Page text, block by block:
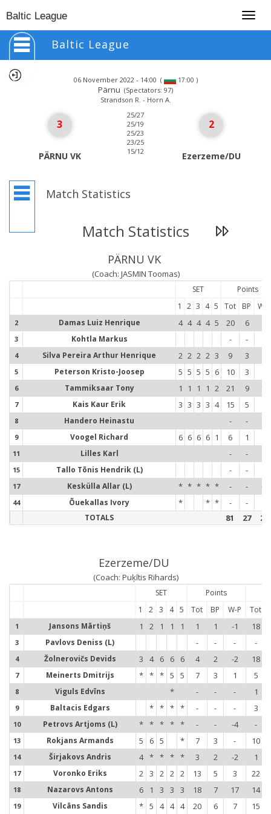
Baltic League
Baltic League
06 November 2022 - 14:00 ( 17:00 )
Pärnu (Spectators: 97)
Strandson R. - Horn A.
3
PÄRNU VK
25/27
25/19
25/23
23/25
15/12
2
Ezerzeme/DU
Match Statistics
Match Statistics
PÄRNU VK
(Coach: JASMIN Toomas)
SET
Points
1
2 3 4 5 Tot BP W-P
2 Damas Luiz Henrique 4 4 4 4 5 20 6
3 Kohtla Markus - -
4 Silva Pereira Arthur Henrique 2 2 2 2 3 9 3
5 Peterson Kristo-Joosep 5 5 5 5 6 10 3
6 Tammiksaar Tony 1 1 1 1 2 21 9 10
7 Kais Kaur Erik 3 3 3 3 4 15 5
8 Handero Heinastu - -
9 Voogel Richard 6 6 6 6 1 6 1
11 Lilles Karl - -
15 Tallo Tõnis Hendrik (L) - -
17 Keskülla Allar (L) * * * * * - - -4
44 Õuekallas Ivory * * * - -
TOTALS 81 27 28
Ezerzeme/DU
(Coach: Puķītis Rihards)
SET Points
1
2 3 4 5 Tot BP W-P Tot
1 Jansons Mārtiņš 1 2 1 1 1 1 1 -1 18
3 Pavlovs Deniss (L) - - - -
4 Žolnerovičs Devids 3 4 6 6 6 4 2 -2 18
7 Meinerts Dmitrijs * * * 5 5 7 3 1 5
8 Viguls Edvīns * - - - 1
9 Baltacis Edgars * * * * - - - 3
10 Petrovs Artjoms (L) * * * * * - - -4 -
13 Rokjans Armands 5 6 5 * 7 3 - 10
14 Širjakovs Andris 4 * * * * 3 2 -2 1
17 Voronko Eriks 2 3 2 2 2 13 5 3 22
18 Nazarovs Antons 6 1 3 3 3 18 7 17 14
19 Vilcāns Sandis * 5 4 4 4 20 6 7 15